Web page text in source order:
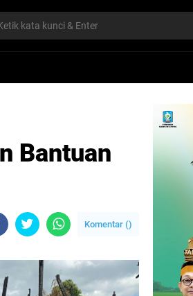
Bantuan
Komentar ()